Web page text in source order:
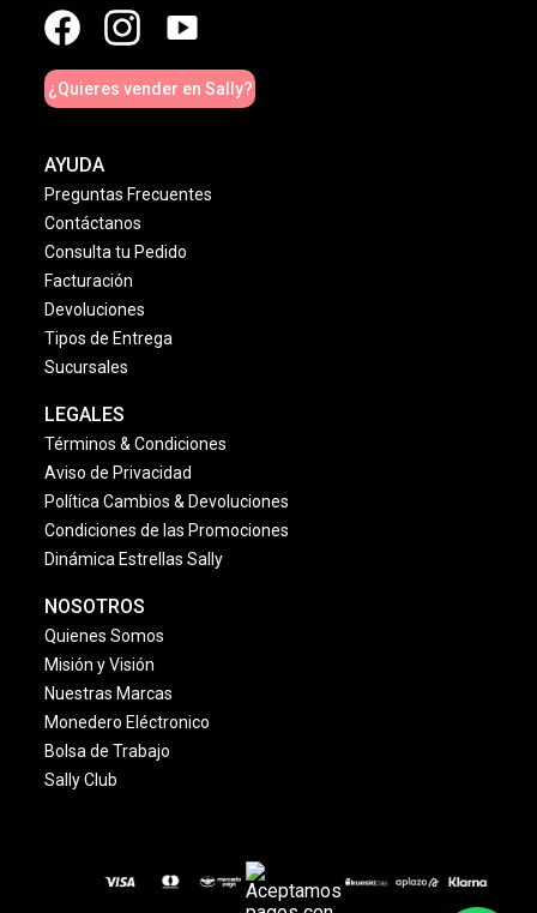
¿Quieres vender en Sally?
AYUDA
Preguntas Frecuentes
Contáctanos
Consulta tu Pedido
Facturación
Devoluciones
Tipos de Entrega
Sucursales
LEGALES
Términos & Condiciones
Aviso de Privacidad
Política Cambios & Devoluciones
Condiciones de las Promociones
Dinámica Estrellas Sally
NOSOTROS
Quienes Somos
Misión y Visión
Nuestras Marcas
Monedero Eléctronico
Bolsa de Trabajo
Sally Club